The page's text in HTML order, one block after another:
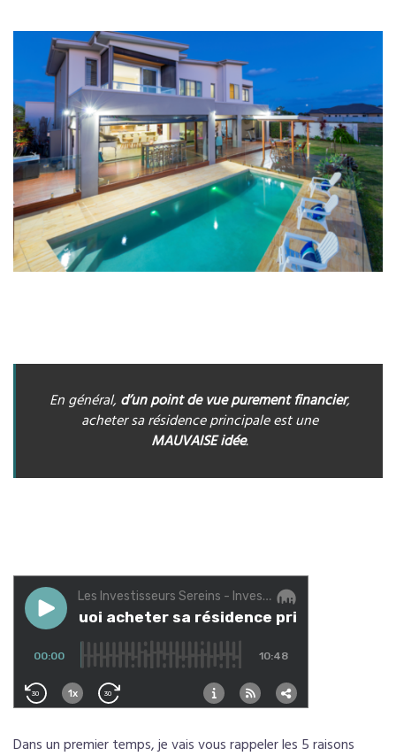
En général, d’un point de vue purement financier,
acheter sa résidence principale est une
MAUVAISE idée.
Dans un premier temps, je vais vous rappeler les 5 raisons